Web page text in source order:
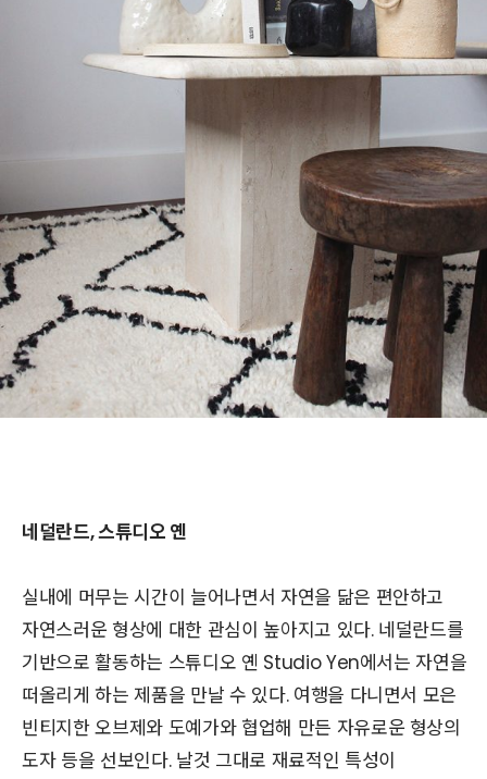
네덜란드, 스튜디오 옌
실내에 머무는 시간이 늘어나면서 자연을 닮은 편안하고
자연스러운 형상에 대한 관심이 높아지고 있다. 네덜란드를
기반으로 활동하는 스튜디오 옌 Studio Yen에서는 자연을
떠올리게 하는 제품을 만날 수 있다. 여행을 다니면서 모은
빈티지한 오브제와 도예가와 협업해 만든 자유로운 형상의
도자 등을 선보인다. 날것 그대로 재료적인 특성이